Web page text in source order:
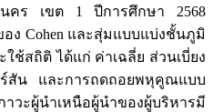
นคร เขต 1 ปีการศึกษา 2568
ง Cohen และสุ่มแบบแบ่งชั้นภูมิ
ช้สถิติ ได้แก่ ค่าเฉลี่ย ส่วนเบี่ยง
สัน และการถดถอยพหุคูณแบบ
วะผู้นำเหนือผู้นำของผู้บริหารมี